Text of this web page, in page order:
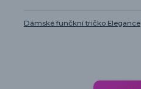
Dámské funčkní tričko Elegance